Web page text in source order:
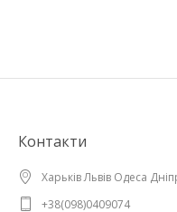
Контакти
Харьків Львів Одеса
+38(098)0409074